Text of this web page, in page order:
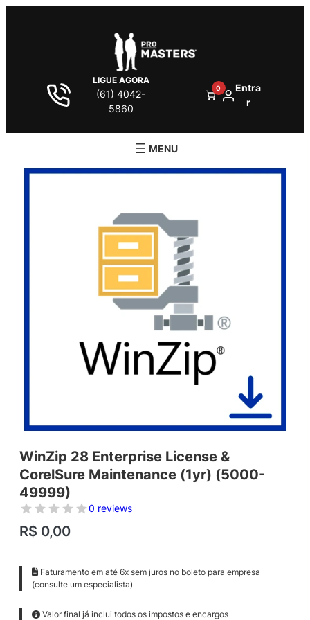
LIGUE AGORA
(61) 4042-
5860
0
Entra
r
WinZip 28 Enterprise License &
CorelSure Maintenance (1yr) (5000-
49999)
0 reviews
R$ 0,00
Faturamento em até 6x sem juros no boleto para empresa
(consulte um especialista)
Valor final já inclui todos os impostos e encargos